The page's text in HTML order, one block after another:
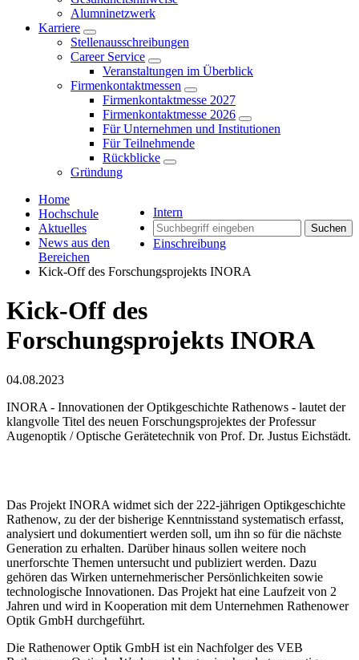
Alumninetzwerk
Karriere
Stellenausschreibungen
Career Service
Veranstaltungen im Überblick
Firmenkontaktmessen
Firmenkontaktmesse 2027
Firmenkontaktmesse 2026
Für Unternehmen und Institutionen
Für Teilnehmende
Rückblicke
Gründung
Intern
Suchen
Einschreibung
Home
Hochschule
Aktuelles
News aus den
Bereichen
Kick-Off des Forschungsprojekts INORA
Kick-Off des
Forschungsprojekts INORA
04.08.2023
INORA - Innovationen der Optikgeschichte Rathenows - lautet der
klangvolle Titel des neuen Forschungsprojektes der Professur
Augenoptik / Optische Gerätetechnik von Prof. Dr. Justus Eichstädt.
Das Projekt INORA widmet sich der 222-jährigen Optikgeschichte
Rathenow, zu der der bisherige Kenntnisstand systematisch erfasst,
analysiert und dokumentiert werden soll, um ihn so für die nächste
Generation zu erhalten. Darüber hinaus sollen weitere noch
unerforschte Themen untersucht und publiziert werden. Dazu
gehören das Wirken unternehmerischer Persönlichkeiten sowie
technologische Innovationen. Das Projekt hat eine Laufzeit von 2
Jahren und wird in Kooperation mit dem Unternehmen Rathenower
Optik GmbH durchgeführt.
Die Rathenower Optik GmbH ist ein Nachfolger des VEB